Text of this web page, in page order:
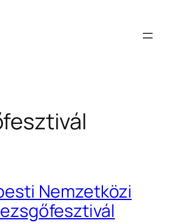
Nemzetközi